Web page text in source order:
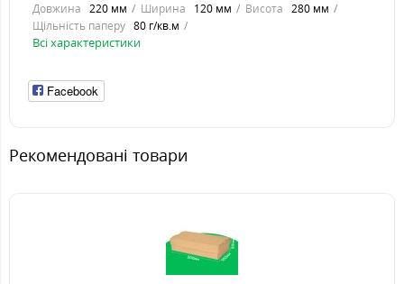
Довжина 220 мм Ширина 120 мм Висота 280 мм
Щільність паперу 80 г/кв.м
Всі характеристики
Facebook
Рекомендовані товари